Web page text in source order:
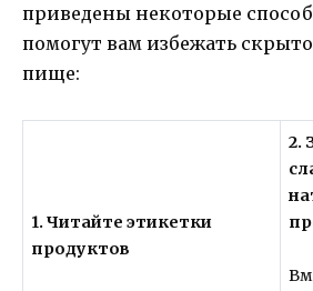
приведены некоторые
помогут вам избежать
пище:
1. Читайте этикетки
продуктов
2.